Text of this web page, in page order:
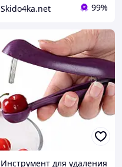
Skido4ka.net 99%
Инструмент для удаления